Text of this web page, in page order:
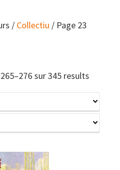
/ Collectiu / Page 23
sur 345 results